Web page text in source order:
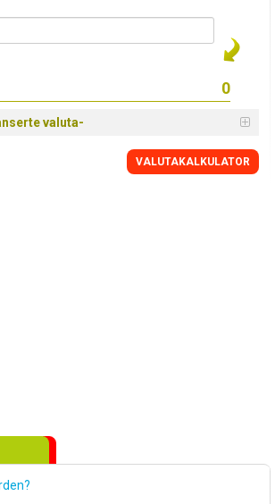
valuta-
VALUTAKALKULATOR